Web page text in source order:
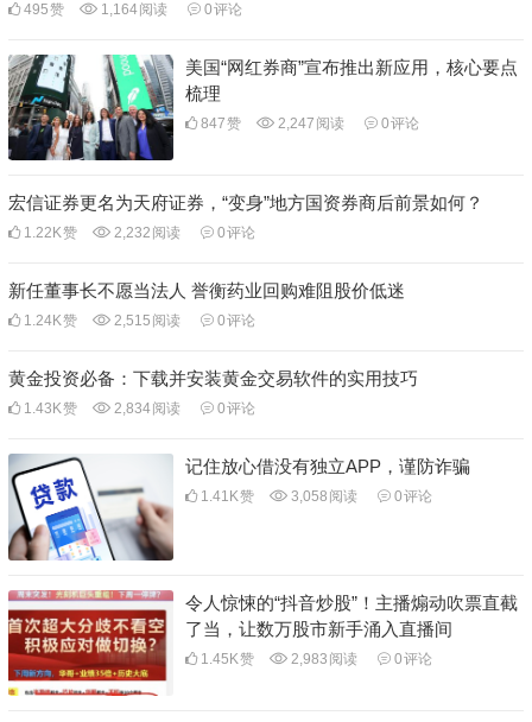
495赞 1,164阅读 0评论
美国“网红券商”宣布推出新应用，核心要点
梳理
847赞 2,247 阅读 0评论
宏信证券更名为天府证券，“变身”地方国资券商后前景如何？
1.22K赞 2,232 阅读 0评论
新任董事长不愿当法人 誉衡药业回购难阻股价低迷
1.24K赞 2,515 阅读 0评论
黄金投资必备：下载并安装黄金交易软件的实用技巧
1.43K赞 2,834阅读 0评论
记住放心借没有独立APP，谨防诈骗
1.41K赞 3,058 阅读 0评论
令人惊悚的“抖音炒股”！主播煽动吹票直截
了当，让数万股市新手涌入直播间
1.45K赞 2,983 阅读 0评论